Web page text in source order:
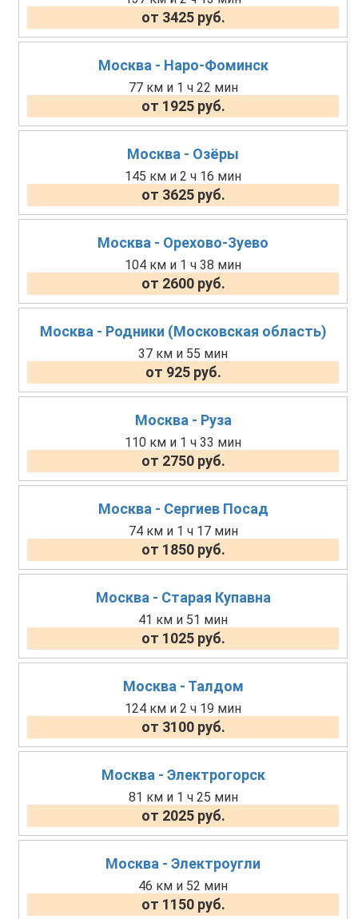
от 3425 руб.
Москва - Наро-Фоминск
77 км и 1 ч 22 мин
от 1925 руб.
Москва - Озёры
145 км и 2 ч 16 мин
от 3625 руб.
Москва - Орехово-Зуево
104 км и 1 ч 38 мин
от 2600 руб.
Москва - Родники (Московская область)
37 км и 55 мин
от 925 руб.
Москва - Руза
110 км и 1 ч 33 мин
от 2750 руб.
Москва - Сергиев Посад
74 км и 1 ч 17 мин
от 1850 руб.
Москва - Старая Купавна
41 км и 51 мин
от 1025 руб.
Москва - Талдом
124 км и 2 ч 19 мин
от 3100 руб.
Москва - Электрогорск
81 км и 1 ч 25 мин
от 2025 руб.
Москва - Электроугли
46 км и 52 мин
от 1150 руб.